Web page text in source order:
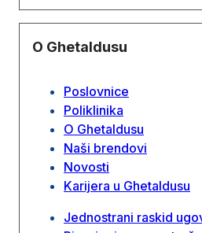
O Ghetaldusu
Poslovnice
Poliklinika
O Ghetaldusu
Naši brendovi
Novosti
Karijera u Ghetaldusu
Jednostrani raskid